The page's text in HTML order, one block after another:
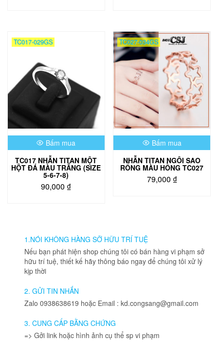
TC017-029GS
Bấm mua
TC017 NHẪN TITAN MỘT
HỘT ĐÁ MÀU TRẮNG (SIZE
5-6-7-8)
90,000 ₫
nhiều
biến
thể.
Các
chọn
thể
được
chọn
trên
TC027-034GS
Bấm mua
NHẪN TITAN NGÔI SAO
RỔNG MÀU HỒNG TC027
79,000 ₫
1.NÓI KHÔNG HÀNG SỠ HỮU TRÍ TUỆ
Nếu bạn phát hiện shop chúng tôi có bán hàng vi phạm sở
hữu trí tuệ, thiết kế hãy thông báo ngay để chúng tôi xử lý
kịp thời
2. GỬI TIN NHẮN
Zalo 0938638619 hoặc Email : kd.congsang@gmail.com
3. CUNG CẤP BẰNG CHỨNG
=> Gởi link hoặc hình ảnh cụ thể sp vi phạm